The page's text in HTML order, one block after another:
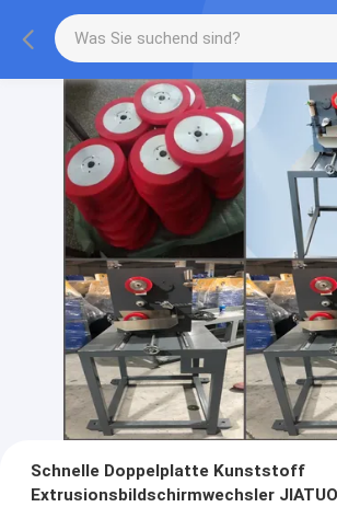
Schnelle Doppelplatte Kunststoff
Extrusionsbildschirmwechsler JIATUO